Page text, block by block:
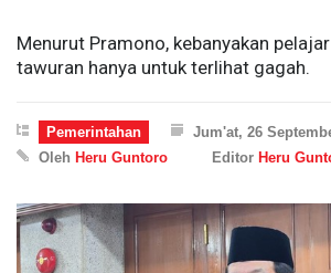
Menurut Pramono, kebanyakan
tawuran hanya untuk terlihat gagah.
Pemerintahan
Jum'at, 26
Oleh Heru Guntoro Editor Heru